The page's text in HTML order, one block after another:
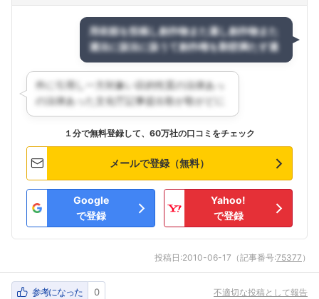
フォローしました
こちらの企業もフォローしませんか？
１分で無料登録して、60万社の口コミをチェック
メールで登録（無料）
Google
で登録
Yahoo!
で登録
投稿日:2010-06-17 （記事番号:75377 ）
参考になった 0 不適切な投稿として報告